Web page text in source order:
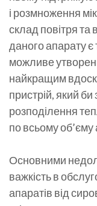
і розмноження
склад повітря та
даного апарату є
можливе
найкращим
пристрій, який
розподілення
по всьому об’єму
Основними
важкість в
апаратів від